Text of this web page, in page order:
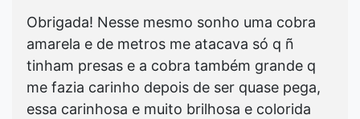
Obrigada! Nesse mesmo sonho uma cobra
amarela e de metros me atacava só q ñ
tinham presas e a cobra também grande q
me fazia carinho depois de ser quase pega,
essa carinhosa e muito brilhosa e colorida